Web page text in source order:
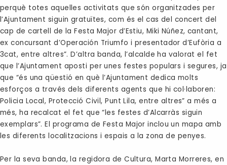
perquè totes aquelles activitats que són organitzades per
l’Ajuntament siguin gratuïtes, com és el cas del concert del
cap de cartell de la Festa Major d’Estiu, Miki Núñez, cantant,
ex concursant d’Operación Triumfo i presentador d’Eufòria a
3cat, entre altres”. D’altra banda, l’alcalde ha valorat el fet
que l’Ajuntament aposti per unes festes populars i segures, ja
que “és una qüestió en què l’Ajuntament dedica molts
esforços a través dels diferents agents que hi col·laboren:
Policia Local, Protecció Civil, Punt Lila, entre altres” a més a
més, ha recalcat el fet que “les festes d’Alcarràs siguin
exemplars”. El programa de Festa Major inclou un mapa amb
les diferents localitzacions i espais a la zona de penyes.
Per la seva banda, la regidora de Cultura, Marta Morreres, en